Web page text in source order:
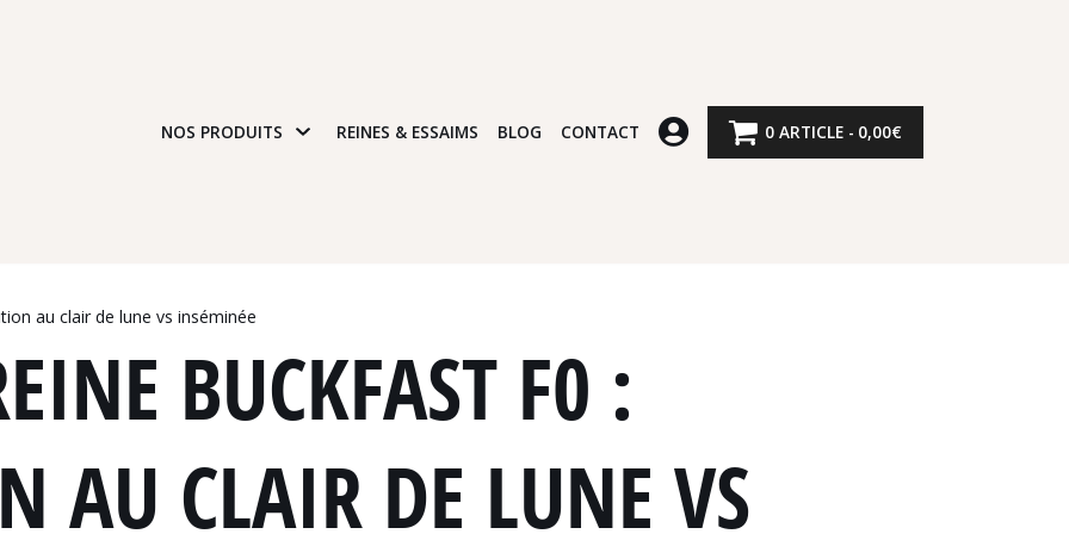
NOS PRODUITS REINES & ESSAIMS BLOG CONTACT 0 ARTICLE 0,00€
au clair de lune vs inséminée
BUCKFAST F0 :
AU CLAIR DE LUNE VS